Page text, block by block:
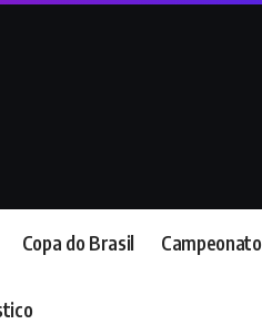
Copa do Brasil Campeonato